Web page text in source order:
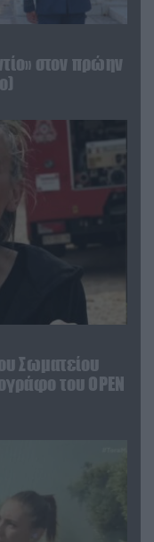
στον πρώην
Σωματείου
του OPEN